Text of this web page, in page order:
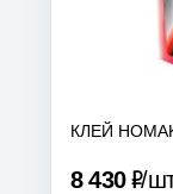
КЛЕЙ
8 430Р